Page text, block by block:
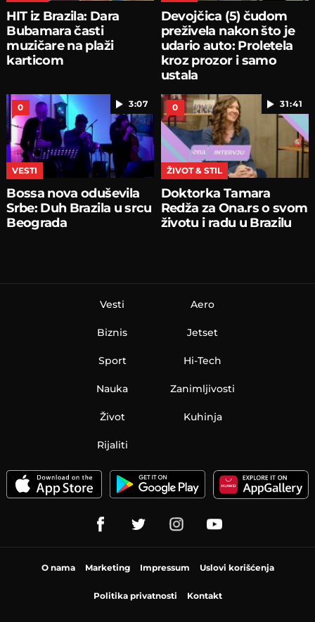
HIT iz Brazila: Dara
Bubamara časti
muzičare na plaži
karticom
Devojčica (5) čudom
preživela nakon što je
udario auto: Proletela
kroz prozor i samo
ustala
3:07
0
VESTI
Bossa nova oduševila
Srbe: Duh Brazila u srcu
Beograda
31:41
0
ŽIVOT & STIL
Doktorka Tamara
Redža za Ona.rs o svom
životu i radu u Brazilu
Vesti
Biznis
Sport
Nauka
Aero
Jetset
Hi-Tech
Zanimljivosti
Život Kuhinja
Rijaliti
O nama Marketing Impressum Uslovi korišćenja
Politika privatnosti Kontakt